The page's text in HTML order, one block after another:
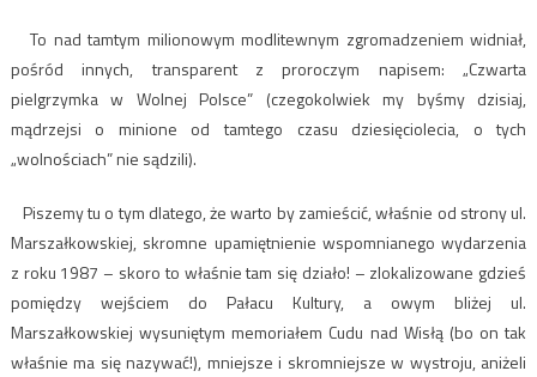
To nad tamtym milionowym modlitewnym zgromadzeniem widniał,
pośród innych, transparent z proroczym napisem: „Czwarta
pielgrzymka w Wolnej Polsce” (czegokolwiek my byśmy dzisiaj,
mądrzejsi o minione od tamtego czasu dziesięciolecia, o tych
„wolnościach” nie sądzili).
Piszemy tu o tym dlatego, że warto by zamieścić, właśnie od strony ul.
Marszałkowskiej, skromne upamiętnienie wspomnianego wydarzenia
z roku 1987 – skoro to właśnie tam się działo! – zlokalizowane gdzieś
pomiędzy wejściem do Pałacu Kultury, a owym bliżej ul.
Marszałkowskiej wysuniętym memoriałem Cudu nad Wisłą (bo on tak
właśnie ma się nazywać!), mniejsze i skromniejsze w wystroju, aniżeli